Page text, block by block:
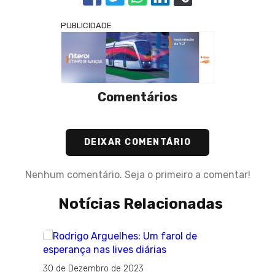
PUBLICIDADE
Comentários
DEIXAR COMENTÁRIO
Nenhum comentário. Seja o primeiro a comentar!
Notícias Relacionadas
30 de Dezembro de 2023